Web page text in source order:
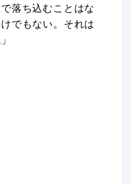
落ち込むことはな
でもない。それは